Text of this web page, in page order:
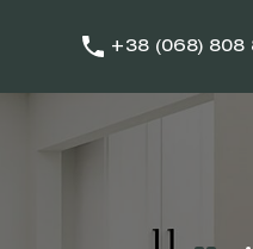
+38 (068) 808